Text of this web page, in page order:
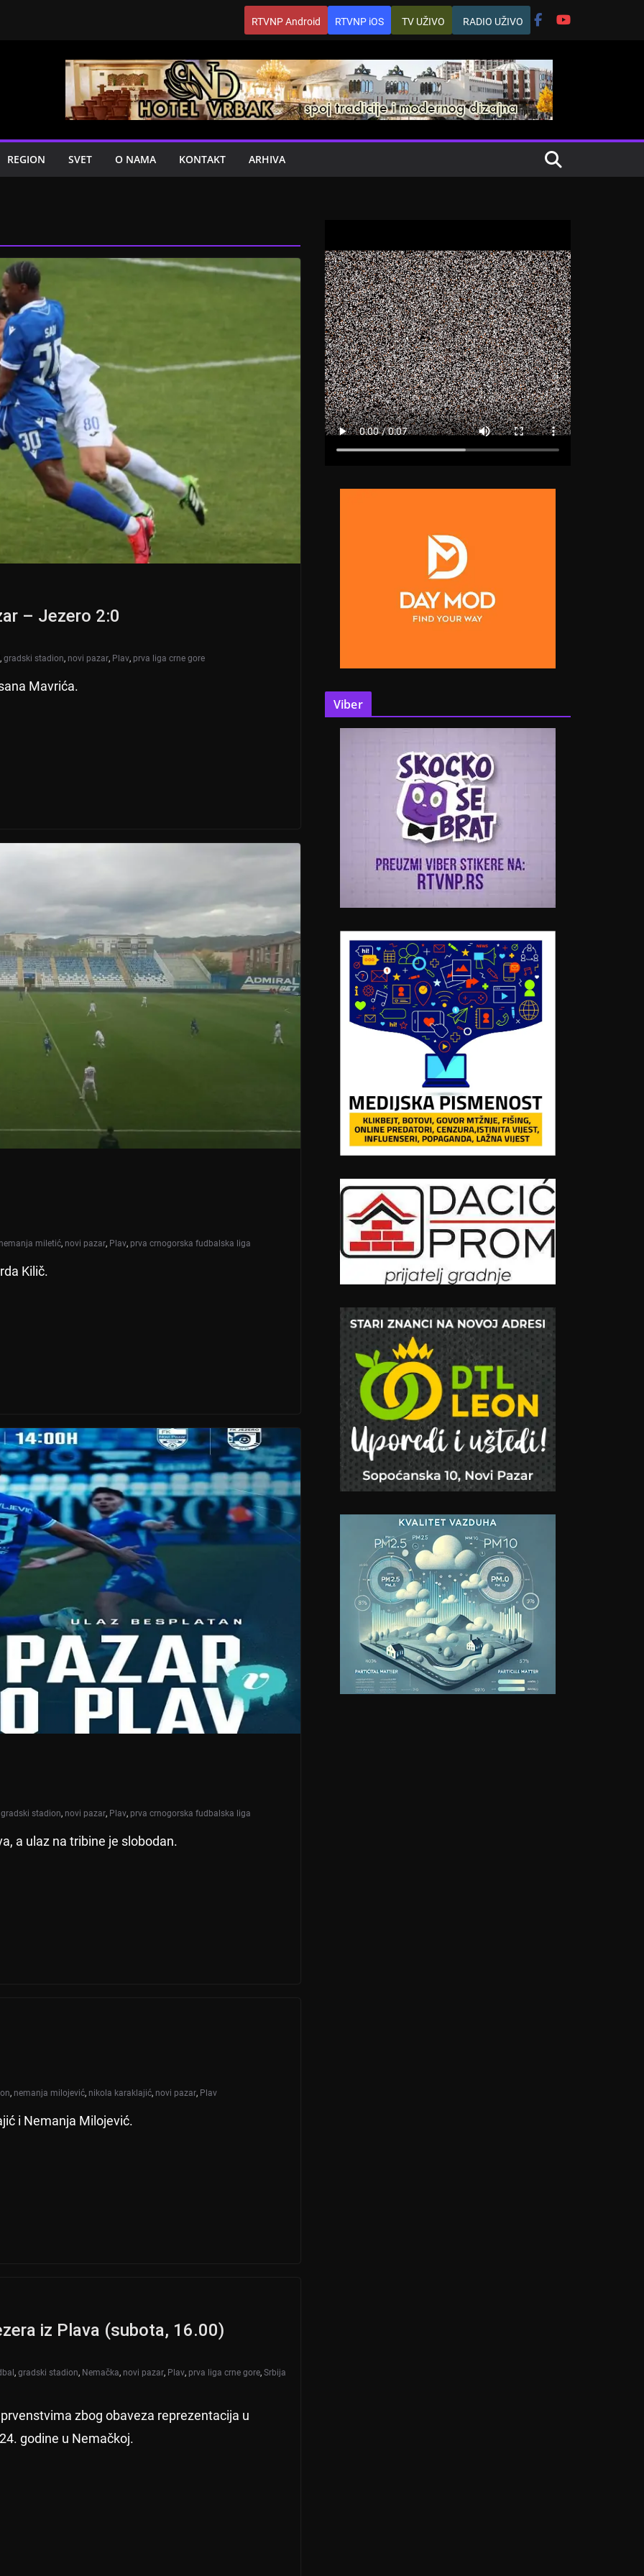
RTVNP Android RTVNP iOS TV UŽIVO RADIO UŽIVO
REGION SVET O NAMA KONTAKT ARHIVA
– Jezero 2:0
, gradski stadion, novi pazar, Plav, prva liga crne gore
Mavrića.
nemanja miletić, novi pazar, Plav, prva crnogorska fudbalska liga
Kilič.
gradski stadion, novi pazar, Plav, prva crnogorska fudbalska liga
a ulaz na tribine je slobodan.
, nemanja milojević, nikola karaklajić, novi pazar, Plav
i Nemanja Milojević.
iz Plava (subota, 16.00)
, gradski stadion, Nemačka, novi pazar, Plav, prva liga crne gore, Srbija
zbog obaveza reprezentacija u
godine u Nemačkoj.
Viber